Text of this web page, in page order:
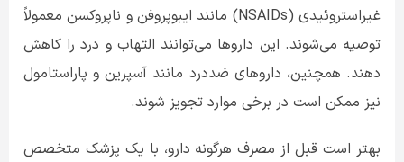
غیراستروئیدی (NSAIDs) مانند ایبوپروفن و ناپروکسن معمولاً
توصیه می‌شوند. این داروها می‌توانند التهاب و درد را کاهش
دهند. همچنین، داروهای ضددرد مانند آسپرین و پاراستامول
نیز ممکن است در برخی موارد تجویز شوند.
بهتر است قبل از مصرف هرگونه دارو، با یک پزشک متخصص